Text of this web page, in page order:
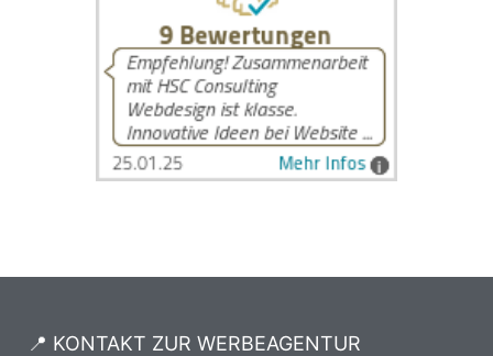
📍 KONTAKT ZUR WERBEAGENTUR